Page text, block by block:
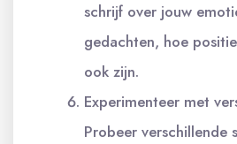
schrijf over jouw
gedachten, hoe
ook zijn.
Experimenteer met
Probeer verschillende